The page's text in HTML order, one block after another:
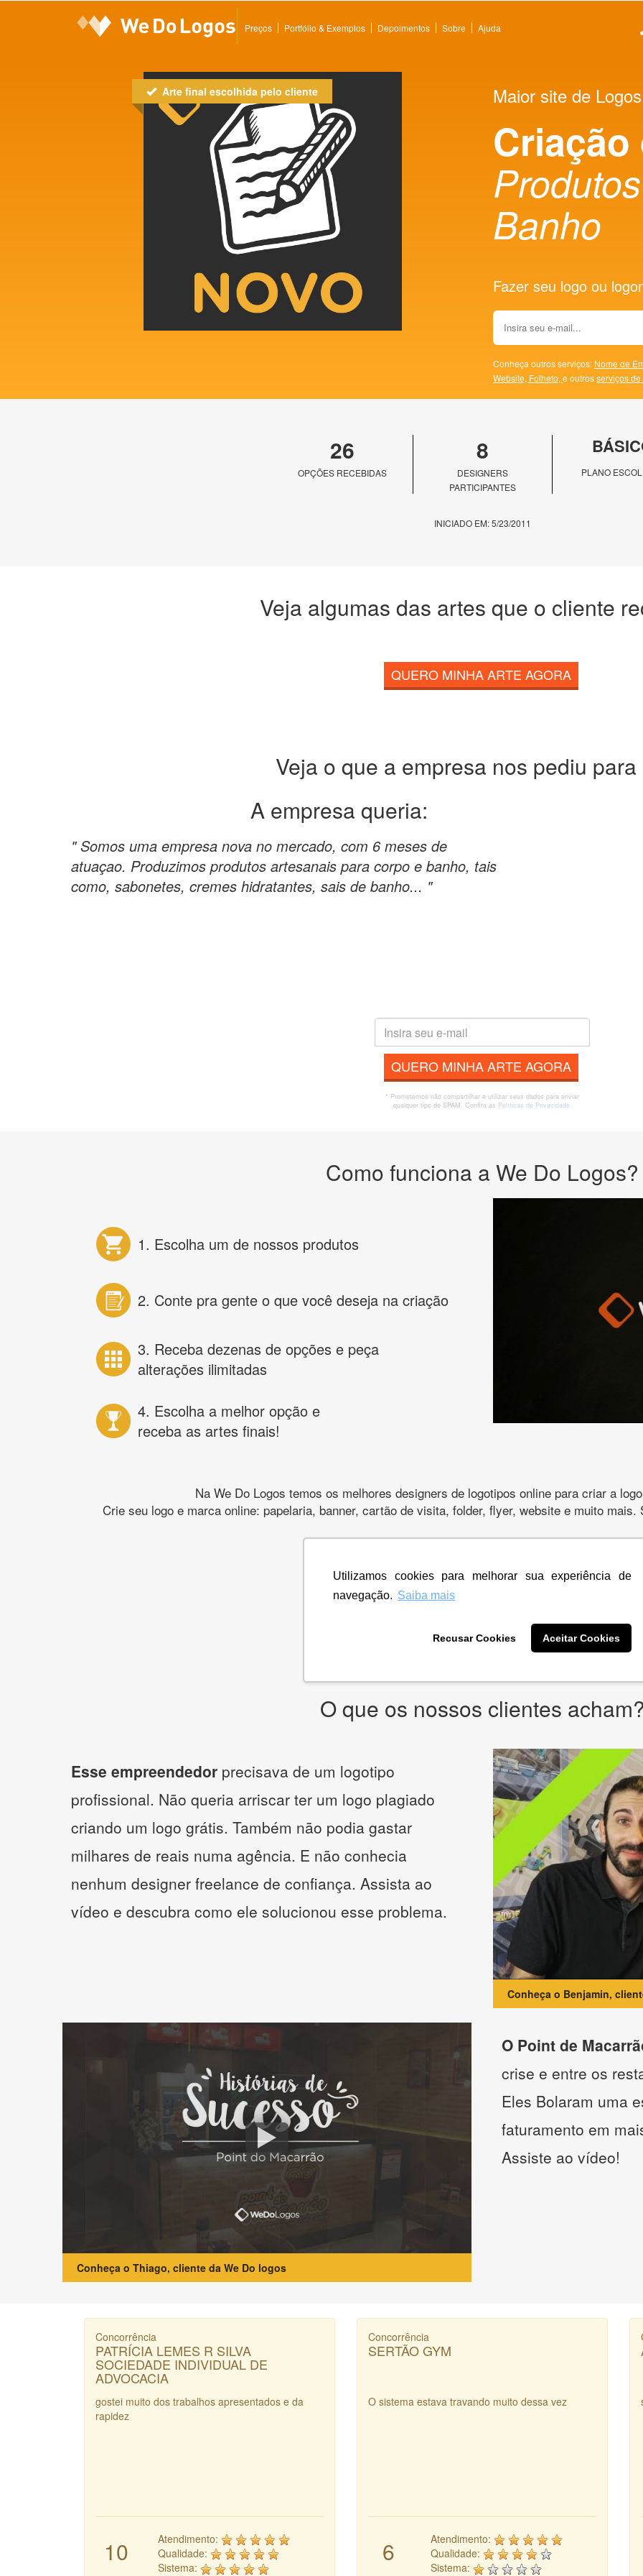
Utilizamos cookies para melhorar sua experiência de
navegação. Saiba mais
Recusar Cookies Aceitar Cookies
Preços Portfólio & Exemplos Depoimentos Sobre Ajuda
Arte final escolhida pelo cliente Maior site de
Criação
Banho
Fazer seu logo ou
Conheça outros serviços: Nome de
Website, Folheto, e outrosserviços
26
OPÇÕES RECEBIDAS
8
DESIGNERS
PARTICIPANTES
PLANO
INICIADO EM: 5/23/2011
Veja algumas das artes que o cliente
QUERO MINHA ARTE AGORA
Veja o que a empresa nos pediu para
A empresa queria:
" Somos uma empresa nova no mercado, com 6 meses de
atuaçao. Produzimos produtos artesanais para corpo e banho, tais
como, sabonetes, cremes hidratantes, sais de banho... "
QUERO MINHA ARTE AGORA
* Prometemos não compartilhar e utilizar seus dados para enviar
qualquer tipo de SPAM. Confira as Políticas de Privacidade.
Como funciona a We Do Logos?
1. Escolha um de nossos produtos
2. Conte pra gente o que você deseja na criação
3. Receba dezenas de opções e peça
alterações ilimitadas
4. Escolha a melhor opção e
receba as artes finais!
Na We Do Logos temos os melhores designers de logotipos online para criar a
Crie seu logo e marca online: papelaria, banner, cartão de visita, folder, flyer, website e muito
CRIE SUA MARCA
* Prometemos não compartilhar e utilizar seus dados para enviar
qualquer tipo de SPAM. Confira asPolíticas de Privacidade.
O que os nossos clientes
Esse empreendedor precisava de um logotipo
profissional. Não queria arriscar ter um logo plagiado
criando um logo grátis. Também não podia gastar
milhares de reais numa agência. E não conhecia
nenhum designer freelance de confiança. Assista ao
vídeo e descubra como ele solucionou esse problema.
Conheça o Benjamin,
Conheça o Thiago, cliente da We Do logos
O Point de
crise e entre os
Eles Bolaram uma
faturamento em
Assiste ao vídeo!
Concorrência
PATRÍCIA LEMES R SILVA
SOCIEDADE INDIVIDUAL DE
ADVOCACIA
gostei muito dos trabalhos apresentados e da
rapidez
10
Atendimento:
Qualidade:
Sistema:
Concorrência
SERTÃO GYM
O sistema estava travando muito dessa vez
6
Atendimento:
Qualidade:
Sistema: